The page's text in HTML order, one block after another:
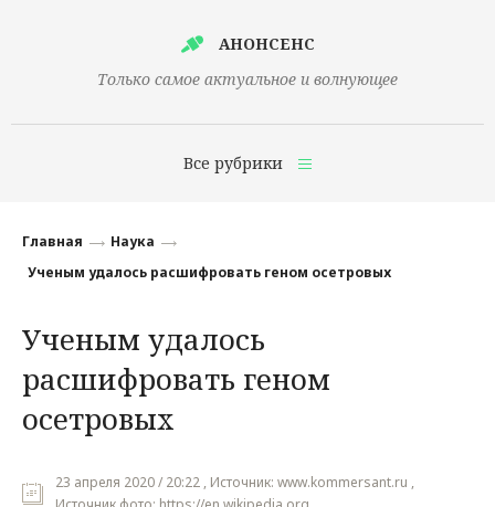
АНОНСЕНС
Только самое актуальное и волнующее
Все рубрики
Финансы
Наука
Культура
Общество
Политика
Главная
Наука
Ученым удалось расшифровать геном осетровых
Ученым удалось
расшифровать геном
осетровых
23 апреля 2020 / 20:22 , Источник: www.kommersant.ru ,